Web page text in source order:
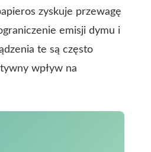
zyskuje przewagę
emisji dymu i
te są często
wpływ na